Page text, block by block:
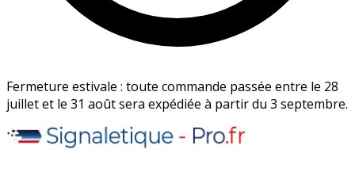
Fermeture estivale : toute commande passée entre le 28
juillet et le 31 août sera expédiée à partir du 3 septembre.